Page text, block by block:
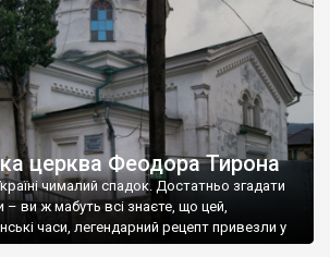
церква Феодора Тирона
чималий спадок. Достатньо згадати
– ви ж мабуть всі знаєте, що цей,
часи, легендарний рецепт привезли у